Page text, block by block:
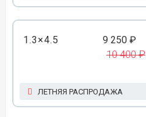
1.3×4.5 9 250 ₽
10 400 ₽
ЛЕТНЯЯ РАСПРОДАЖА